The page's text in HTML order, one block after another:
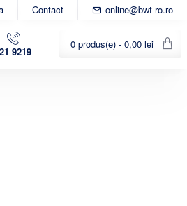
Contact online@bwt-ro.ro
9219
0 produs(e) - 0,00 lei